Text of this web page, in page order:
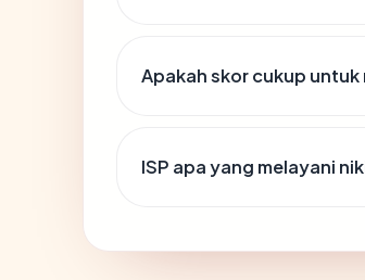
Apakah skor cukup untuk
ISP apa yang melayani